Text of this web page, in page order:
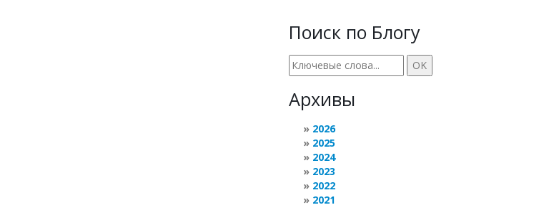
Поиск по Блогу
Архивы
2026
2025
2024
2023
2022
2021